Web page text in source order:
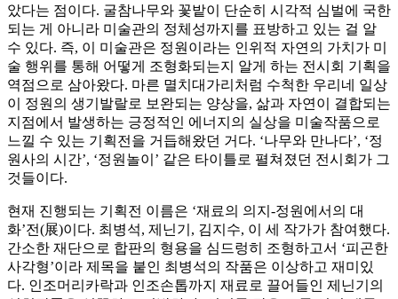
았다는 점이다. 굴참나무와 꽃밭이 단순히 시각적 심벌에 국한
되는 게 아니라 미술관의 정체성까지를 표방하고 있는 걸 알
수 있다. 즉, 이 미술관은 정원이라는 인위적 자연의 가치가 미
술 행위를 통해 어떻게 조형화되는지 알게 하는 전시회 기획을
역점으로 삼아왔다. 마른 멸치대가리처럼 수척한 우리네 일상
이 정원의 생기발랄로 보완되는 양상을, 삶과 자연이 결합되는
지점에서 발생하는 긍정적인 에너지의 실상을 미술작품으로
느낄 수 있는 기획전을 거듭해왔던 거다. ‘나무와 만나다’, ‘정
원사의 시간’, ‘정원놀이’ 같은 타이틀로 펼쳐졌던 전시회가 그
것들이다.
현재 진행되는 기획전 이름은 ‘재료의 의지-정원에서의 대
화’전(展)이다. 최병석, 제닌기, 김지수, 이 세 작가가 참여했다.
간소한 재단으로 합판의 형용을 심드렁히 조형하고서 ‘피곤한
사각형’이라 제목을 붙인 최병석의 작품은 이상하고 재미있
다. 인조머리카락과 인조손톱까지 재료로 끌어들인 제닌기의